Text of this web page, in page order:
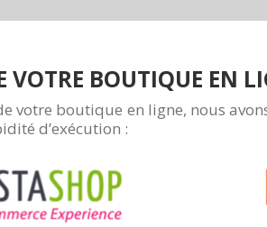
VOTRE BOUTIQUE EN
votre boutique en ligne, nous
d’exécution :